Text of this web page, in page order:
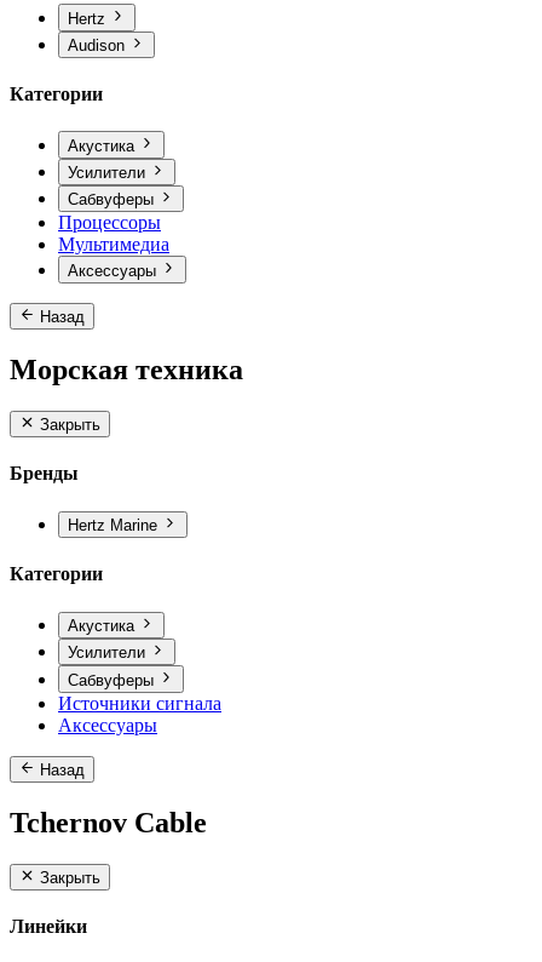
Hertz
Audison
Категории
Акустика
Усилители
Сабвуферы
Процессоры
Мультимедиа
Аксессуары
Назад
Морская техника
Закрыть
Бренды
Hertz Marine
Категории
Акустика
Усилители
Сабвуферы
Источники сигнала
Аксессуары
Назад
Tchernov Cable
Закрыть
Линейки